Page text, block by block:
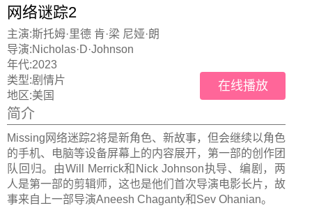
网络谜踪2
主演:斯托姆·里德 肯·梁 尼娅·朗
导演:Nicholas·D·Johnson
年代:2023
类型:剧情片
地区:美国
在线播放
简介
Missing网络迷踪2将是新角色、新故事，但会继续以角色
的手机、电脑等设备屏幕上的内容展开，第一部的创作团
队回归。由Will Merrick和Nick Johnson执导、编剧，两
人是第一部的剪辑师，这也是他们首次导演电影长片，故
事来自上一部导演Aneesh Chaganty和Sev Ohanian。